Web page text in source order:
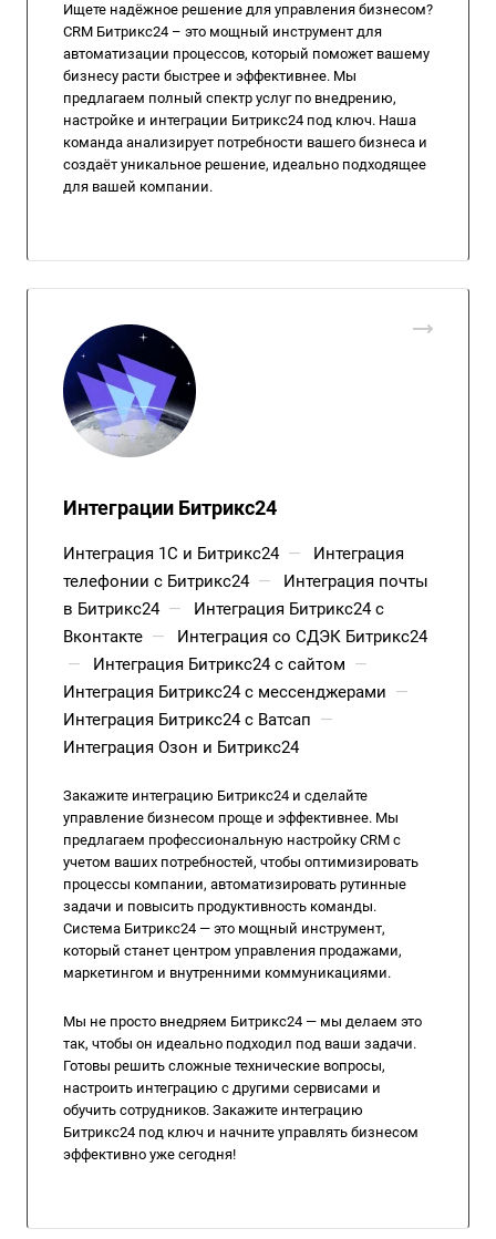
Ищете надёжное решение для управления бизнесом?
CRM Битрикс24 – это мощный инструмент для
автоматизации процессов, который поможет вашему
бизнесу расти быстрее и эффективнее. Мы
предлагаем полный спектр услуг по внедрению,
настройке и интеграции Битрикс24 под ключ. Наша
команда анализирует потребности вашего бизнеса и
создаёт уникальное решение, идеально подходящее
для вашей компании.
Интеграции Битрикс24
Интеграция 1С и Битрикс24 —
Интеграция
телефонии с Битрикс24 —
Интеграция почты
в Битрикс24 —
Интеграция Битрикс24 с
Вконтакте —
Интеграция со СДЭК Битрикс24
—
Интеграция Битрикс24 с сайтом —
Интеграция Битрикс24 с мессенджерами —
Интеграция Битрикс24 с Ватсап —
Интеграция Озон и Битрикс24
Закажите интеграцию Битрикс24 и сделайте
управление бизнесом проще и эффективнее. Мы
предлагаем профессиональную настройку CRM с
учетом ваших потребностей, чтобы оптимизировать
процессы компании, автоматизировать рутинные
задачи и повысить продуктивность команды.
Система Битрикс24 — это мощный инструмент,
который станет центром управления продажами,
маркетингом и внутренними коммуникациями.
Мы не просто внедряем Битрикс24 — мы делаем это
так, чтобы он идеально подходил под ваши задачи.
Готовы решить сложные технические вопросы,
настроить интеграцию с другими сервисами и
обучить сотрудников. Закажите интеграцию
Битрикс24 под ключ и начните управлять бизнесом
эффективно уже сегодня!